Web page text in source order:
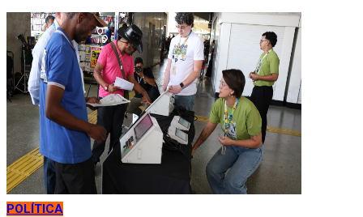
POLÍTICA